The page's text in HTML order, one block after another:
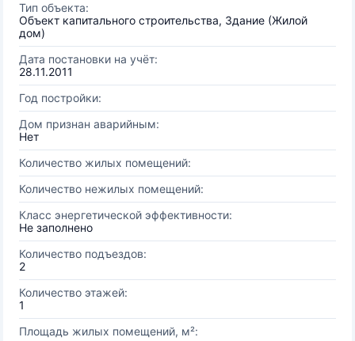
Тип объекта:
Объект капитального строительства, Здание (Жилой
дом)
Дата постановки на учёт:
28.11.2011
Год постройки:
Дом признан аварийным:
Нет
Количество жилых помещений:
Количество нежилых помещений:
Класс энергетической эффективности:
Не заполнено
Количество подъездов:
2
Количество этажей:
1
Площадь жилых помещений, м²: